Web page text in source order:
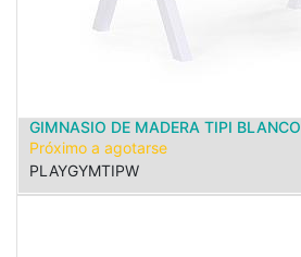
GIMNASIO DE MADERA TIPI BLANCO
Próximo a agotarse
PLAYGYMTIPW